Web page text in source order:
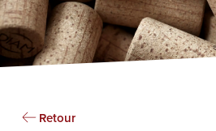
Retour